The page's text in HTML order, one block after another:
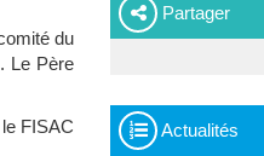
du
Le Père
FISAC
Partager
Actualités